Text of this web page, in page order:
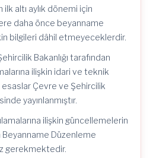
ilk altı aylık dönemi için
daha önce beyanname
bilgileri dâhil etmeyeceklerdir.
Bakanlığı tarafından
ilişkin idari ve teknik
Çevre ve Şehircilik
yayınlanmıştır.
ilişkin güncellemelerin
Beyanname Düzenleme
gerekmektedir.